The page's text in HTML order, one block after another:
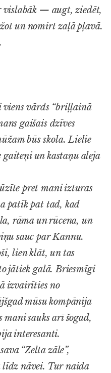
vislabāk — augt, ziedēt,
un nomirt zaļā pļavā.
vārds “briļļainā
gaišais dzīves
būs skola. Lielie
gaiteņi un kastaņu aleja
pret mani izturas
patīk pat tad, kad
rāma un rūcena, un
sauc par Kannu.
lien klāt, un tas
jātiek galā. Briesmīgi
izvairīties no
mūsu kompānija
sauks arī šogad,
interesanti.
“Zelta zāle”,
nāvei. Tur naida